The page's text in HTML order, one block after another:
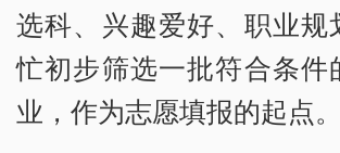
选科、兴趣爱好、职业规
忙初步筛选一批符合条件
业，作为志愿填报的起点。